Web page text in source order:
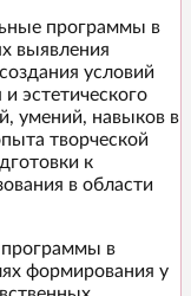
программы в
выявления
условий
эстетического
умений, навыков в
творческой
к
в области
в
формирования у